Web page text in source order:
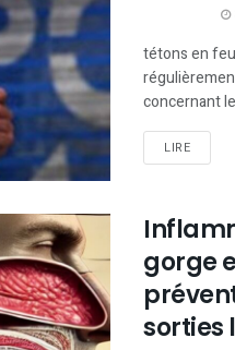
tétons en
concernant
LIRE
gorge
sorties